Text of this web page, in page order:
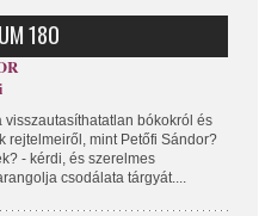
180
visszautasíthatatlan bókokról és
rejtelmeiről, mint Petőfi Sándor?
- kérdi, és szerelmes
csodálata tárgyát....